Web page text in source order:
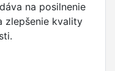
na posilnenie
zlepšenie kvality